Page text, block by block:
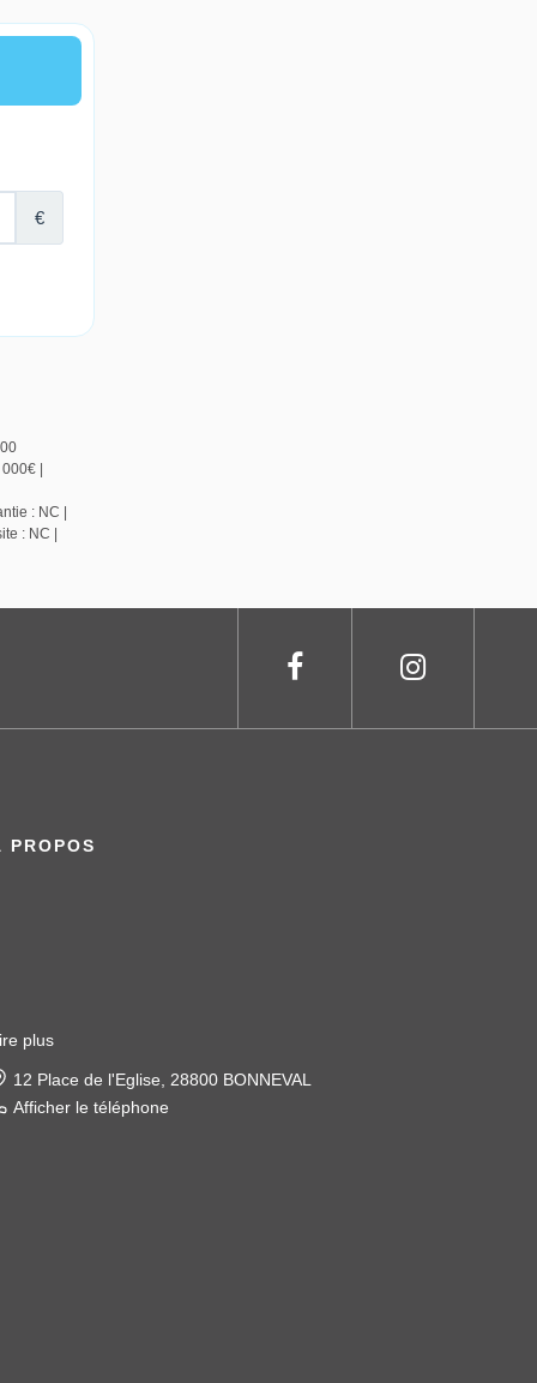
|
: NC |
: NC |
PROPOS
plus
22 place de l'église, 28120 ILLIERS COMBRAY
Afficher le téléphone